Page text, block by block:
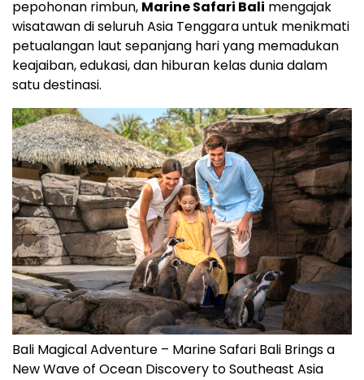
pepohonan rimbun, Marine Safari Bali mengajak
wisatawan di seluruhAsia Tenggarauntuk menikmati
petualangan laut sepanjang hari yang memadukan
keajaiban, edukasi, dan hiburan kelas dunia dalam
satu destinasi.
Bali Magical Adventure – Marine Safari Bali Brings a
New Wave of Ocean Discovery to Southeast Asia